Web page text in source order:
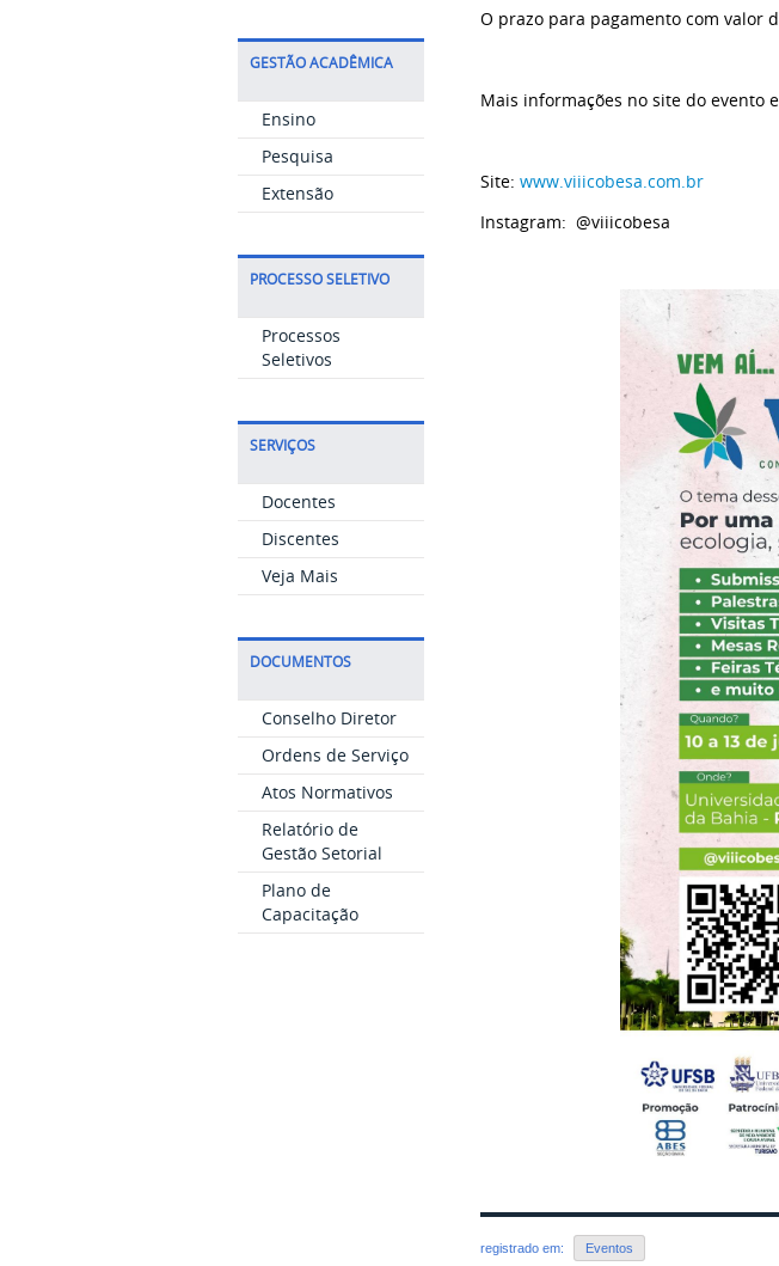
GESTÃO ACADÊMICA
Ensino
Pesquisa
Extensão
PROCESSO SELETIVO
Processos
Seletivos
SERVIÇOS
Docentes
Discentes
Veja Mais
DOCUMENTOS
Conselho Diretor
Ordens de Serviço
Atos Normativos
Relatório de
Gestão Setorial
Plano de
Capacitação
O prazo para pagamento com valor
Mais informações no site do evento e
Site: www.viiicobesa.com.br
Instagram: @viiicobesa
registrado em: Eventos